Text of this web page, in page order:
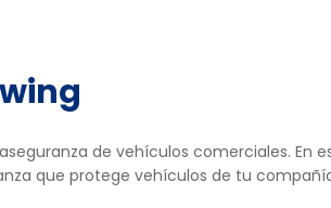
de vehículos comerciales.
que protege vehículos de tu